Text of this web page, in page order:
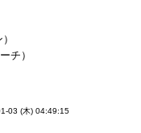
チ）
03 (木) 04:49:15